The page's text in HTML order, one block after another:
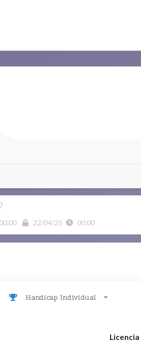
22/04/25 00:00
Handicap Individual
Licencia